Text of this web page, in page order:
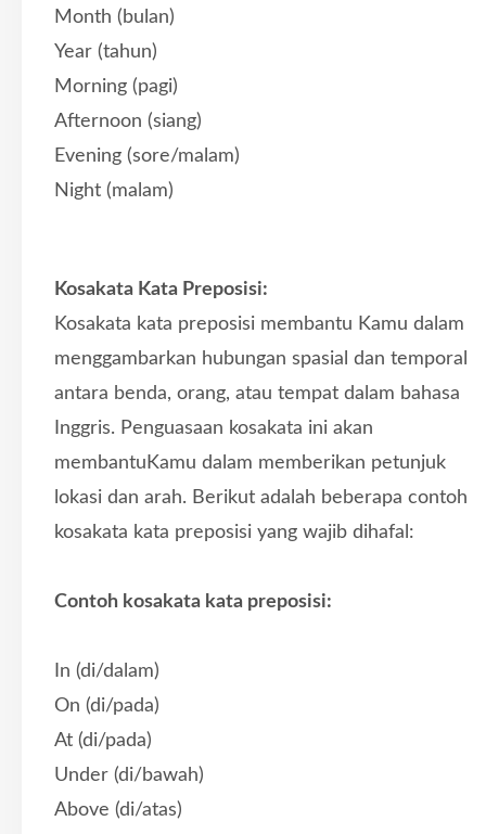
Month (bulan)
Year (tahun)
Morning (pagi)
Afternoon (siang)
Evening (sore/malam)
Night (malam)
Kosakata Kata Preposisi:
Kosakata kata preposisi membantu Kamu dalam
menggambarkan hubungan spasial dan temporal
antara benda, orang, atau tempat dalam bahasa
Inggris. Penguasaan kosakata ini akan
membantuKamu dalam memberikan petunjuk
lokasi dan arah. Berikut adalah beberapa contoh
kosakata kata preposisi yang wajib dihafal:
Contoh kosakata kata preposisi:
In (di/dalam)
On (di/pada)
At (di/pada)
Under (di/bawah)
Above (di/atas)